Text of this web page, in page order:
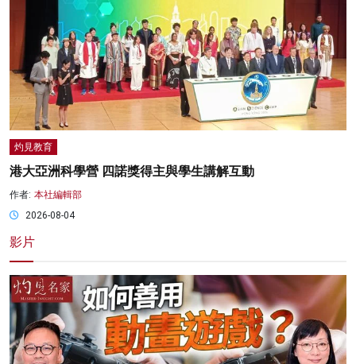
灼見教育
港大亞洲科學營 四諾獎得主與學生講解互動
作者: 本社編輯部
2026-08-04
影片